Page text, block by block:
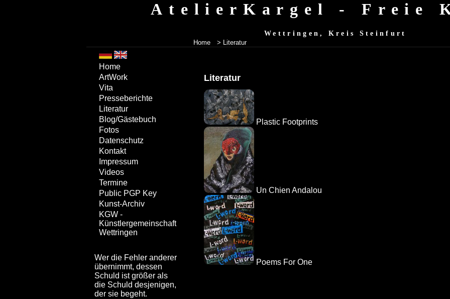
AtelierKargel - Freie
Wettringen, Kreis Steinfurt
Home > Literatur
Literatur
Plastic Footprints
Un Chien Andalou
Poems For One
Home
ArtWork
Vita
Presseberichte
Literatur
Blog/Gästebuch
Fotos
Datenschutz
Kontakt
Impressum
Videos
Termine
Public PGP Key
Kunst-Archiv
KGW -
Künstlergemeinschaft
Wettringen
Wer die Fehler anderer
übernimmt, dessen
Schuld ist größer als
die Schuld desjenigen,
der sie begeht.